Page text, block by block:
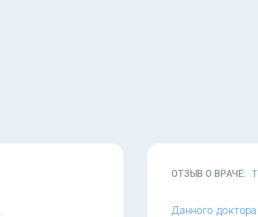
ОТЗЫВ О ВРАЧЕ:
Данного